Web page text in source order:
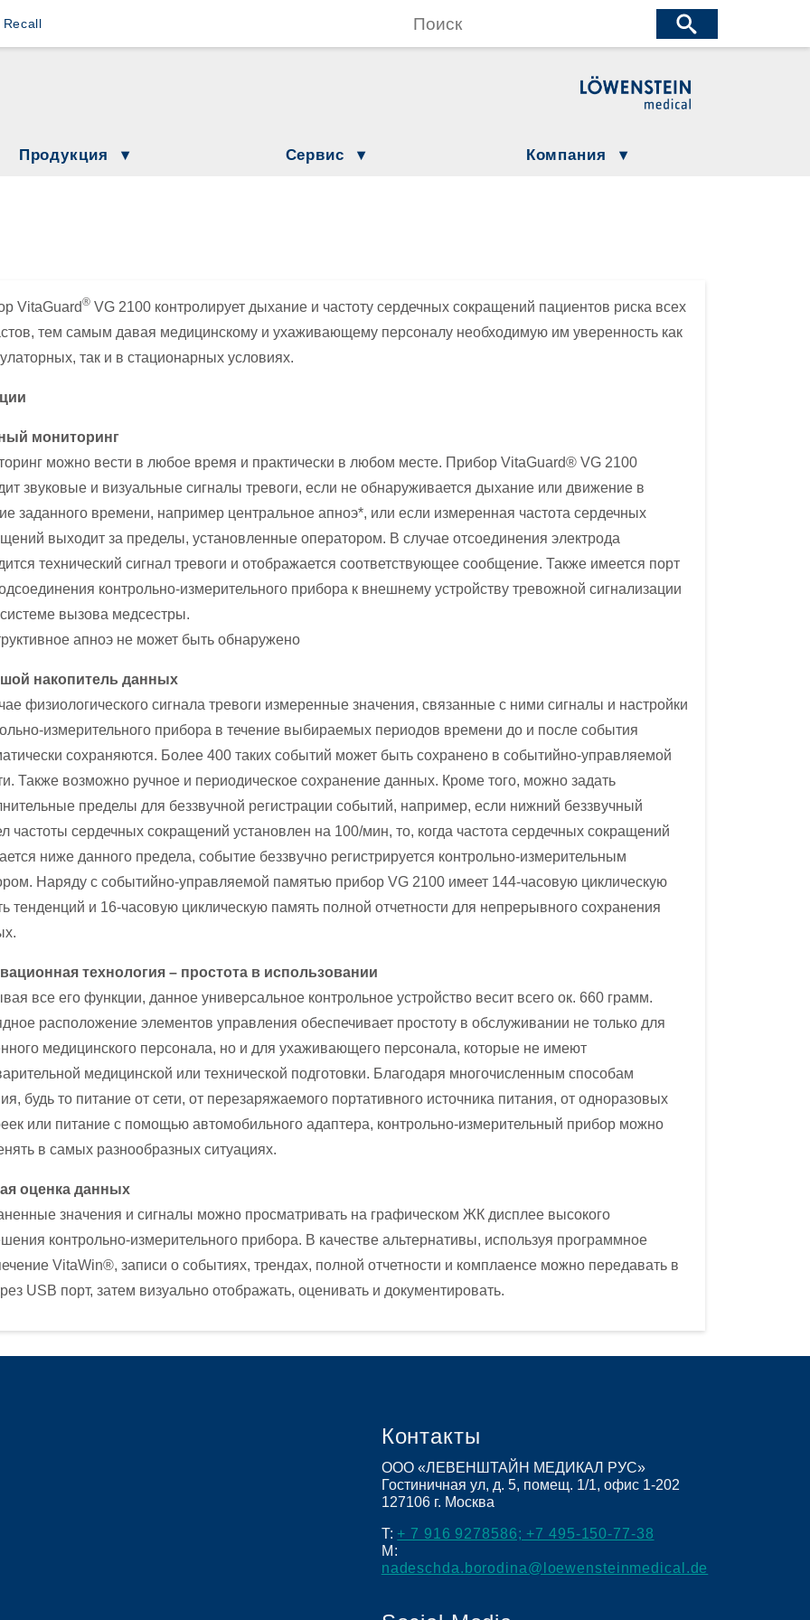
Recall
Löwenstein Medical France
Löwenstein Medical UK
Löwenstein Medical Technology
Löwenstein Medical Innovation
Продукция
и контрольно-измерительные приборы
апноэ во сне
нарушений дыхания во сне
секрета
Сервис Компания
VitaGuard®VG 2100 контролирует дыхание и частоту сердечных сокращений пациентов риска всех
тем самым давая медицинскому и ухаживающему персоналу необходимую им уверенность как
так и в стационарных условиях.
мониторинг
можно вести в любое время и практически в любом месте. Прибор VitaGuard® VG 2100
звуковые и визуальные сигналы тревоги, если не обнаруживается дыхание или движение в
заданного времени, например центральное апноэ*, или если измеренная частота сердечных
выходит за пределы, установленные оператором. В случае отсоединения электрода
технический сигнал тревоги и отображается соответствующее сообщение. Также имеется порт
контрольно-измерительного прибора к внешнему устройству тревожной сигнализации
вызова медсестры.
апноэ не может быть обнаружено
накопитель данных
физиологического сигнала тревоги измеренные значения, связанные с ними сигналы и настройки
измерительного прибора в течение выбираемых периодов времени до и после события
сохраняются. Более 400 таких событий может быть сохранено в событийно-управляемой
Также возможно ручное и периодическое сохранение данных. Кроме того, можно задать
пределы для беззвучной регистрации событий, например, если нижний беззвучный
частоты сердечных сокращений установлен на 100/мин, то, когда частота сердечных сокращений
ниже данного предела, событие беззвучно регистрируется контрольно-измерительным
Наряду с событийно-управляемой памятью прибор VG 2100 имеет 144-часовую циклическую
тенденций и 16-часовую циклическую память полной отчетности для непрерывного сохранения
технология – простота в использовании
все его функции, данное универсальное контрольное устройство весит всего ок. 660 грамм.
расположение элементов управления обеспечивает простоту в обслуживании не только для
медицинского персонала, но и для ухаживающего персонала, которые не имеют
медицинской или технической подготовки. Благодаря многочисленным способам
будь то питание от сети, от перезаряжаемого портативного источника питания, от одноразовых
или питание с помощью автомобильного адаптера, контрольно-измерительный прибор можно
в самых разнообразных ситуациях.
оценка данных
значения и сигналы можно просматривать на графическом ЖК дисплее высокого
контрольно-измерительного прибора. В качестве альтернативы, используя программное
VitaWin®, записи о событиях, трендах, полной отчетности и комплаенсе можно передавать в
USB порт, затем визуально отображать, оценивать и документировать.
Контакты
ООО «ЛЕВЕНШТАЙН МЕДИКАЛ РУС»
Гостиничная ул, д. 5, помещ. 1/1, офис 1-202
127106 г. Москва
T: + 7 916 9278586; +7 495-150-77-38
M:
nadeschda.borodina@loewensteinmedical.de